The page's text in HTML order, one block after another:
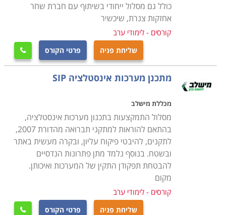
מעבר לעבודתם של שרברבים בתיקון ובהצבת צנרת
בבתים, קיימים לא מעט תחומים נוספים שנהנים משירותי
מומחיותם דוגמת עסקי השקייה וחקלאות, העוסקים בעיצוב
פנים וחוץ של בתים, מבנים, גינות ובריכות נוי, מתקינים של
דודים וקולטי שמש. מכיוון שמדובר בסוגי תקלות שחובה
לתקן באופן מיידי, או בסמוך ככל האפשר לעת איתורן, הלקוח
רוצה לדעת שהוא יכול לפנות לאיש מקצוע אמין ושזה
האחרון ייתן לו שירות מקצועי, אמין ובמחיר הגון ונוח. מחירי
המים המאמירים בארץ גם הם תורמים לצורך בפתרון מיידי
של כל תקלה במערכות ההולכה הביתיות, שכן דליפה
מתמשכת, אפילו כזו שמתבטאת לכאורה בטפטוף קל, עלולה
להצטבר לכמות מים נכבדה, שתסתיים בחשבון מים חריג
ויקר בהרבה מהמשוער.
כולל גם מסלול ייחודי בשיתוף עם חברת שחר
אחזקות צנרת, שיכשיר
קורסים - לימודי ערב
שליחת פניה פרטי הקורס 
מתכנן מערכות אינסטלציה SIP
מכללת מישלב
מסלול התמקצעות בתכנון מערכות אינסטלציה,
בהתאם להוראות למתקני תברואה מהדורת 2007,
לתקנים, להיבטי פיקוח עליון, ובקרה מעשית באתר
ובשטח. בנוסף נלמד מתן פתרונות הנדסיים
להבטחת תפקודן התקין של המערכות ואיכותן.
מקום
קורסים - לימודי ערב
שליחת פניה פרטי הקורס 